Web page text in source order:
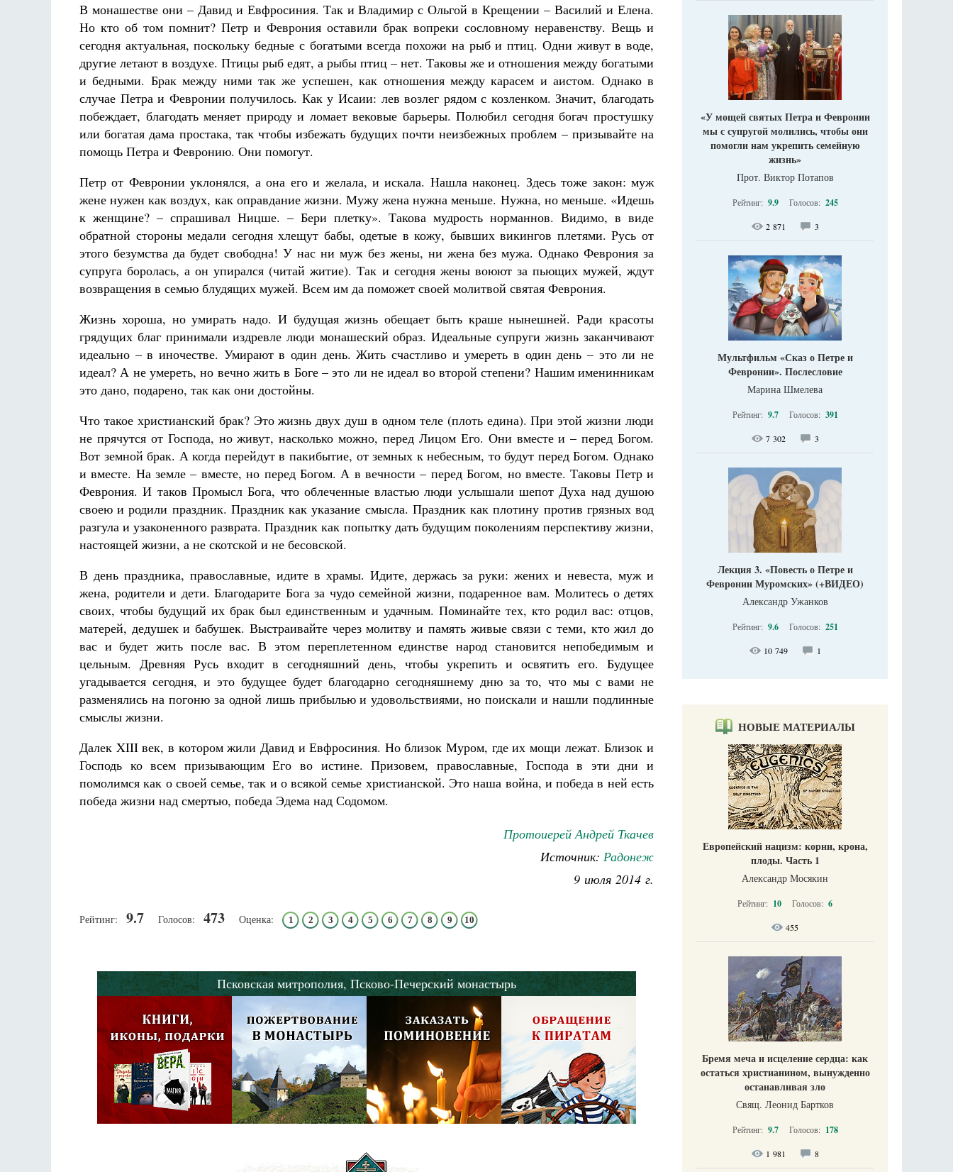
В монашестве они – Давид и Евфросиния. Так и Владимир с Ольгой в Крещении – Василий и Елена.
Но кто об том помнит? Петр и Феврония оставили брак вопреки сословному неравенству. Вещь и
сегодня актуальная, поскольку бедные с богатыми всегда похожи на рыб и птиц. Одни живут в воде,
другие летают в воздухе. Птицы рыб едят, а рыбы птиц – нет. Таковы же и отношения между богатыми
и бедными. Брак между ними так же успешен, как отношения между карасем и аистом. Однако в
случае Петра и Февронии получилось. Как у Исаии: лев возлег рядом с козленком. Значит, благодать
побеждает, благодать меняет природу и ломает вековые барьеры. Полюбил сегодня богач простушку
или богатая дама простака, так чтобы избежать будущих почти неизбежных проблем – призывайте на
помощь Петра и Февронию. Они помогут.
Петр от Февронии уклонялся, а она его и желала, и искала. Нашла наконец. Здесь тоже закон: муж
жене нужен как воздух, как оправдание жизни. Мужу жена нужна меньше. Нужна, но меньше. «Идешь
к женщине? – спрашивал Ницше. – Бери плетку». Такова мудрость норманнов. Видимо, в виде
обратной стороны медали сегодня хлещут бабы, одетые в кожу, бывших викингов плетями. Русь от
этого безумства да будет свободна! У нас ни муж без жены, ни жена без мужа. Однако Феврония за
супруга боролась, а он упирался (читай житие). Так и сегодня жены воюют за пьющих мужей, ждут
возвращения в семью блудящих мужей. Всем им да поможет своей молитвой святая Феврония.
Жизнь хороша, но умирать надо. И будущая жизнь обещает быть краше нынешней. Ради красоты
грядущих благ принимали издревле люди монашеский образ. Идеальные супруги жизнь заканчивают
идеально – в иночестве. Умирают в один день. Жить счастливо и умереть в один день – это ли не
идеал? А не умереть, но вечно жить в Боге – это ли не идеал во второй степени? Нашим именинникам
это дано, подарено, так как они достойны.
Что такое христианский брак? Это жизнь двух душ в одном теле (плоть едина). При этой жизни люди
не прячутся от Господа, но живут, насколько можно, перед Лицом Его. Они вместе и – перед Богом.
Вот земной брак. А когда перейдут в пакибытие, от земных к небесным, то будут перед Богом. Однако
и вместе. На земле – вместе, но перед Богом. А в вечности – перед Богом, но вместе. Таковы Петр и
Феврония. И таков Промысл Бога, что облеченные властью люди услышали шепот Духа над душою
своею и родили праздник. Праздник как указание смысла. Праздник как плотину против грязных вод
разгула и узаконенного разврата. Праздник как попытку дать будущим поколениям перспективу жизни,
настоящей жизни, а не скотской и не бесовской.
В день праздника, православные, идите в храмы. Идите, держась за руки: жених и невеста, муж и
жена, родители и дети. Благодарите Бога за чудо семейной жизни, подаренное вам. Молитесь о детях
своих, чтобы будущий их брак был единственным и удачным. Поминайте тех, кто родил вас: отцов,
матерей, дедушек и бабушек. Выстраивайте через молитву и память живые связи с теми, кто жил до
вас и будет жить после вас. В этом переплетенном единстве народ становится непобедимым и
цельным. Древняя Русь входит в сегодняшний день, чтобы укрепить и освятить его. Будущее
угадывается сегодня, и это будущее будет благодарно сегодняшнему дню за то, что мы с вами не
разменялись на погоню за одной лишь прибылью и удовольствиями, но поискали и нашли подлинные
смыслы жизни.
Далек XIII век, в котором жили Давид и Евфросиния. Но близок Муром, где их мощи лежат. Близок и
Господь ко всем призывающим Его во истине. Призовем, православные, Господа в эти дни и
помолимся как о своей семье, так и о всякой семье христианской. Это наша война, и победа в ней есть
победа жизни над смертью, победа Эдема над Содомом.
Протоиерей Андрей Ткачев
Источник: Радонеж
9 июля 2014 г.
Рейтинг: 9.7 Голосов: 473 Оценка: 1 2 3 4 5 6 7 8 9 10
Псковская митрополия, Псково-Печерский монастырь
«У мощей святых Петра и Февронии
мы с супругой молились, чтобы они
помогли нам укрепить семейную
жизнь»
Прот. Виктор Потапов
Рейтинг: 9.9 Голосов: 245
2 871 3
Мультфильм «Сказ о Петре и
Февронии». Послесловие
Марина Шмелева
Рейтинг: 9.7 Голосов: 391
7 302 3
Лекция 3. «Повесть о Петре и
Февронии Муромских» (+ВИДЕО)
Александр Ужанков
Рейтинг: 9.6 Голосов: 251
10 749 1
НОВЫЕ МАТЕРИАЛЫ
Европейский нацизм: корни, крона,
плоды. Часть 1
Александр Мосякин
Рейтинг: 10 Голосов: 6
455
Бремя меча и исцеление сердца: как
остаться христианином, вынужденно
останавливая зло
Свящ. Леонид Бартков
Рейтинг: 9.7 Голосов: 178
1 981 8